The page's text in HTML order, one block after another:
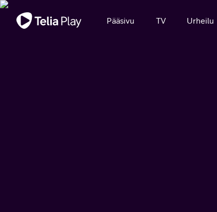
Tärkeä viesti
Pääsivu TV Urheilu